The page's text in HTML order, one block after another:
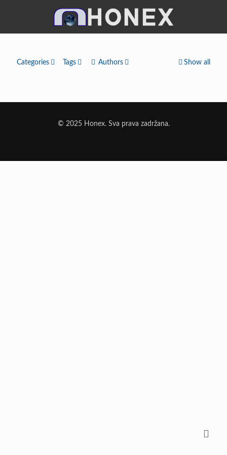
Categories Tags Authors Show all
© 2025 Honex. Sva prava zadržana.